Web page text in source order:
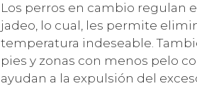
Los perros en cambio regulan
jadeo, lo cual, les permite
temperatura indeseable.
pies y zonas con menos pelo
ayudan a la expulsión del